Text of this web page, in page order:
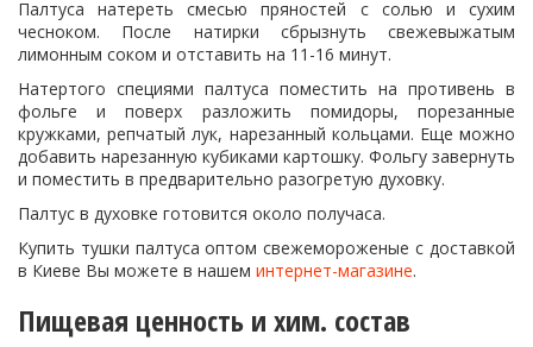
Палтуса натереть смесью пряностей с солью и сухим
чесноком. После натирки сбрызнуть свежевыжатым
лимонным соком и отставить на 11-16 минут.
Натертого специями палтуса поместить на противень в
фольге и поверх разложить помидоры, порезанные
кружками, репчатый лук, нарезанный кольцами. Еще можно
добавить нарезанную кубиками картошку. Фольгу завернуть
и поместить в предварительно разогретую духовку.
Палтус в духовке готовится около получаса.
Купить тушки палтуса оптом свежемороженые с доставкой
в Киеве Вы можете в нашем интернет-магазине.
Пищевая ценность и хим. состав